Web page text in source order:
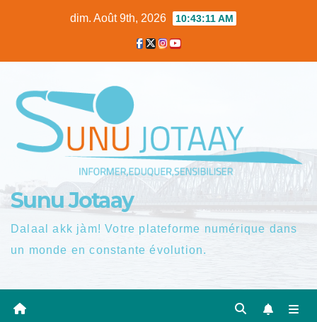
dim. Août 9th, 2026 10:43:12 AM
Sunu Jotaay
Dalaal akk jàm! Votre plateforme numérique dans
un monde en constante évolution.